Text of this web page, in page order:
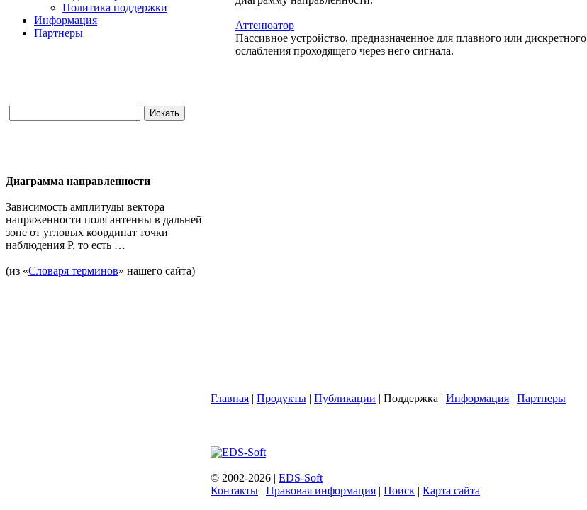
Политика поддержки
Информация
Партнеры
Диаграмма направленности
Зависимость амплитуды вектора
напряженности поля антенны в дальней
зоне от угловых координат точки
наблюдения P, то есть …
(из «Словаря терминов» нашего сайта)
Аттенюатор
Пассивное устройство, предназначенное для плавного или дискретного
ослабления проходящего через него сигнала.
Главная | Продукты | Публикации | Поддержка | Информация | Партнеры
© 2002-2026 | EDS-Soft
Контакты | Правовая информация | Поиск | Карта сайта